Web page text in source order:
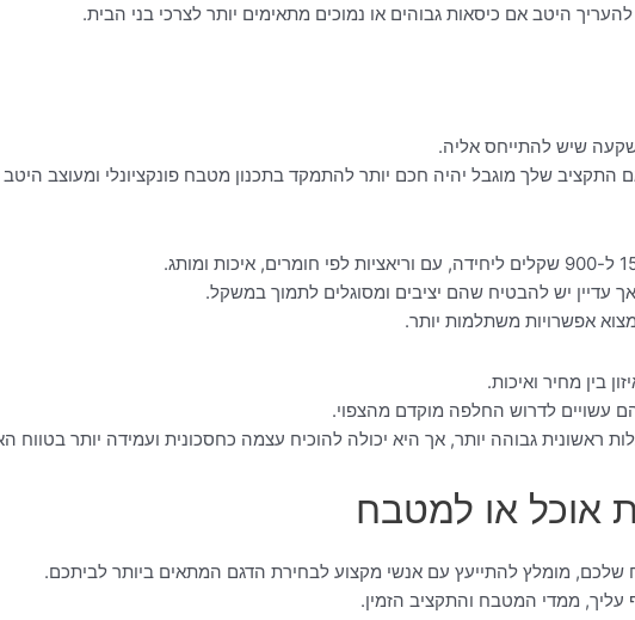
היטב אם כיסאות גבוהים או נמוכים מתאימים יותר לצרכי בני הבית.
שיש להתייחס אליה.
התקציב שלך מוגבל יהיה חכם יותר להתמקד בתכנון מטבח פונקציונלי ומעוצב
עדיין יש להבטיח שהם יציבים ומסוגלים לתמוך במשקל.
אפשרויות משתלמות יותר.
בין מחיר ואיכות.
עשויים לדרוש החלפה מוקדם מהצפוי.
ראשונית גבוהה יותר, אך היא יכולה להוכיח עצמה כחסכונית ועמידה יותר בטווח
אוכל או למטבח
מומלץ להתייעץ עם אנשי מקצוע לבחירת הדגם המתאים ביותר לביתכם.
עליך, ממדי המטבח והתקציב הזמין.